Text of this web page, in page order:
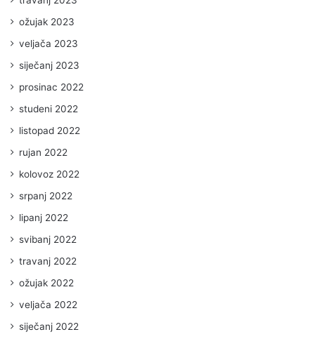
ožujak 2023
veljača 2023
siječanj 2023
prosinac 2022
studeni 2022
listopad 2022
rujan 2022
kolovoz 2022
srpanj 2022
lipanj 2022
svibanj 2022
travanj 2022
ožujak 2022
veljača 2022
siječanj 2022